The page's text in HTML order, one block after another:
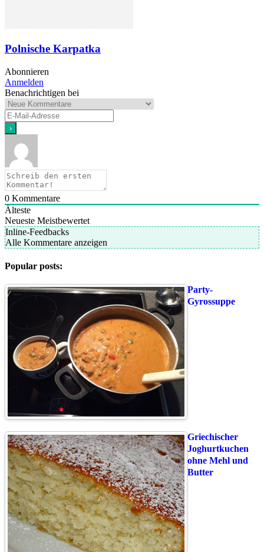
Polnische Karpatka
Abonnieren
Anmelden
Benachrichtigen bei
0 Kommentare
Älteste
Neueste Meistbewertet
Inline-Feedbacks
Alle Kommentare anzeigen
Popular posts:
Party-
Gyrossuppe
Griechischer
Joghurtkuchen
ohne Mehl und
Butter